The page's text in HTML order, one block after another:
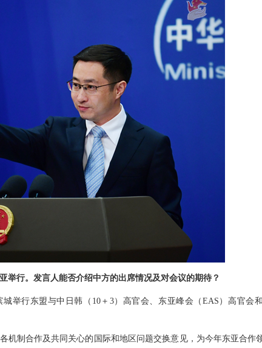
举行。发言人能否介绍中方的出席情况及对会议的期待？
举行东盟与中日韩（10＋3）高官会、东亚峰会（EAS）高官会
机制合作及共同关心的国际和地区问题交换意见，为今年东亚合作